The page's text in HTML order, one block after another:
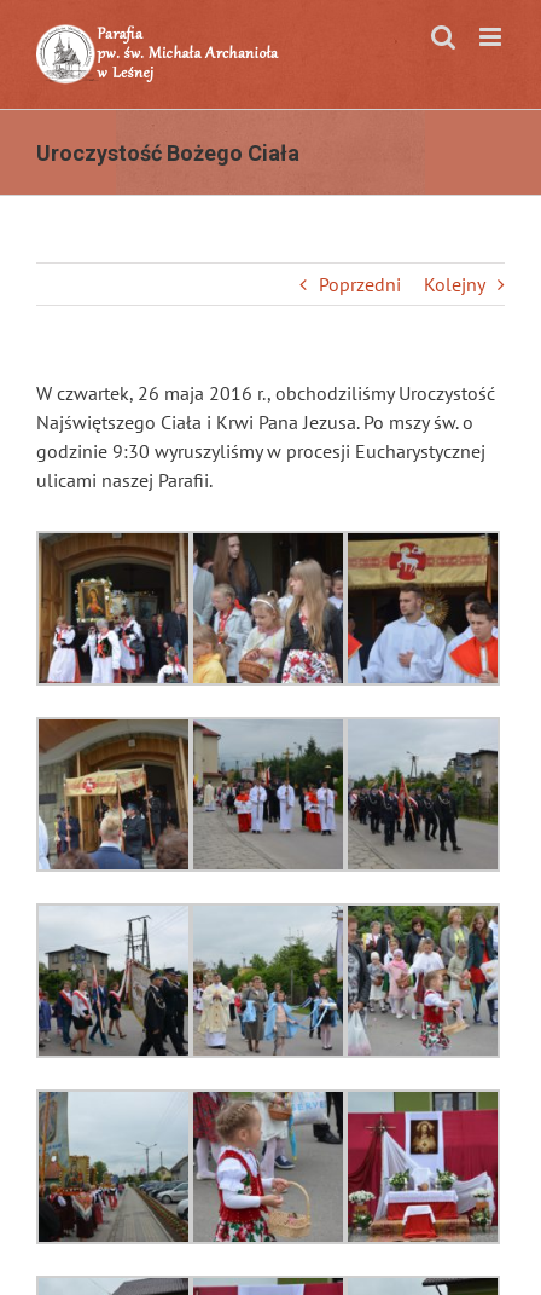
zawartości
Uroczystość Bożego Ciała
Poprzedni Kolejny
W czwartek, 26 maja 2016 r., obchodziliśmy Uroczystość
Najświętszego Ciała i Krwi Pana Jezusa. Po mszy św. o
godzinie 9:30 wyruszyliśmy w procesji Eucharystycznej
ulicami naszej Parafii.